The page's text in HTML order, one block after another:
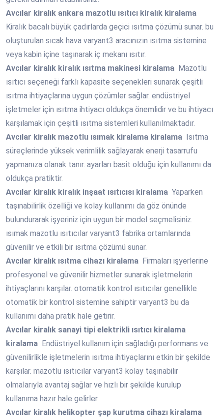
Avcılar kiralık ankara mazotlu ısıtıcı kiralık kiralama
Kiralık bacalı büyük çadırlarda geçici ısıtma çözümü sunar. bu
oluşturulan sıcak hava varyant3 aracınızın ısıtma sistemine
veya kabin içine taşınarak iç mekanı ısıtır.
Avcılar kiralık kiralık ısıtma makinesi kiralama Mazotlu
ısıtıcı seçeneği farklı kapasite seçenekleri sunarak çeşitli
ısıtma ihtiyaçlarına uygun çözümler sağlar. endüstriyel
işletmeler için ısıtma ihtiyacı oldukça önemlidir ve bu ihtiyacı
karşılamak için çeşitli ısıtma sistemleri kullanılmaktadır.
Avcılar kiralık mazotlu ısımak kiralama kiralama Isıtma
süreçlerinde yüksek verimlilik sağlayarak enerji tasarrufu
yapmanıza olanak tanır. ayarları basit olduğu için kullanımı da
oldukça pratiktir.
Avcılar kiralık kiralık inşaat ısıtıcısı kiralama Yaparken
taşınabilirlik özelliği ve kolay kullanımı da göz önünde
bulundurarak işyeriniz için uygun bir model seçmelisiniz.
ısımak mazotlu ısıtıcılar varyant3 fabrika ortamlarında
güvenilir ve etkili bir ısıtma çözümü sunar.
Avcılar kiralık ısıtma cihazı kiralama Firmaları işyerlerine
profesyonel ve güvenilir hizmetler sunarak işletmelerin
ihtiyaçlarını karşılar. otomatik kontrol ısıtıcılar genellikle
otomatik bir kontrol sistemine sahiptir varyant3 bu da
kullanımı daha pratik hale getirir.
Avcılar kiralık sanayi tipi elektrikli ısıtıcı kiralama
kiralama Endüstriyel kullanım için sağladığı performans ve
güvenilirlikle işletmelerin ısıtma ihtiyaçlarını etkin bir şekilde
karşılar. mazotlu ısıtıcılar varyant3 kolay taşınabilir
olmalarıyla avantaj sağlar ve hızlı bir şekilde kurulup
kullanıma hazır hale gelirler.
Avcılar kiralık helikopter şap kurutma cihazı kiralama